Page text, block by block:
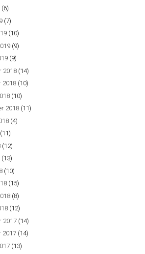
(6)
(7)
(10)
(9)
(9)
2018 (14)
2018 (10)
(10)
2018 (11)
(4)
(11)
(12)
(13)
(10)
(15)
(8)
(12)
2017 (14)
2017 (14)
(13)